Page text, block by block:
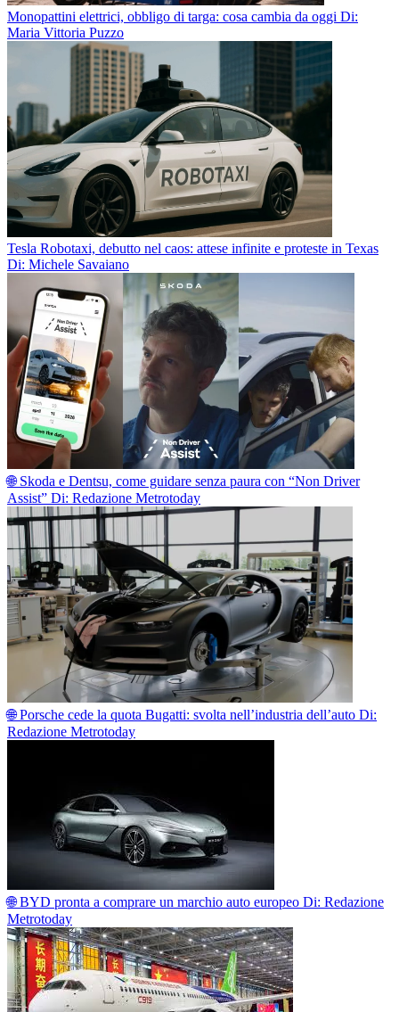
Monopattini elettrici, obbligo di targa: cosa cambia da oggi Di:
Maria Vittoria Puzzo
Tesla Robotaxi, debutto nel caos: attese infinite e proteste in Texas
Di: Michele Savaiano
🌐 Skoda e Dentsu, come guidare senza paura con “Non Driver
Assist” Di: Redazione Metrotoday
🌐 Porsche cede la quota Bugatti: svolta nell’industria dell’auto Di:
Redazione Metrotoday
🌐 BYD pronta a comprare un marchio auto europeo Di: Redazione
Metrotoday